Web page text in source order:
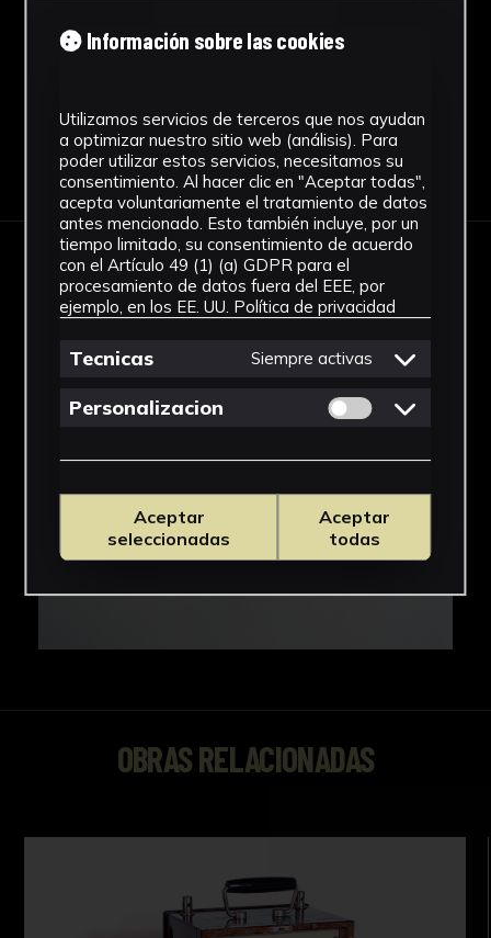
Ver más
Descargar Ficha
IMÁGENES
OBRAS RELACIONADAS
Información sobre las cookies
Utilizamos servicios de terceros que nos ayudan
a optimizar nuestro sitio web (análisis). Para
poder utilizar estos servicios, necesitamos su
consentimiento. Al hacer clic en "Aceptar todas",
acepta voluntariamente el tratamiento de datos
antes mencionado. Esto también incluye, por un
tiempo limitado, su consentimiento de acuerdo
con el Artículo 49 (1) (a) GDPR para el
procesamiento de datos fuera del EEE, por
ejemplo, en los EE. UU. Política de privacidad
Tecnicas Siempre activas
Personalizacion Permitir cookies
Aceptar
seleccionadas
Aceptar
todas